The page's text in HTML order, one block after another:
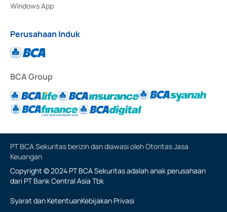
Windows App
Perusahaan Induk
BCA Group
PT BCA Sekuritas berizin dan diawasi oleh Otoritas Jasa
Keuangan
Copyright © 2024 PT BCA Sekuritas adalah anak perusahaan
dari PT Bank Central Asia Tbk
Syarat dan KetentuanKebijakan Privasi